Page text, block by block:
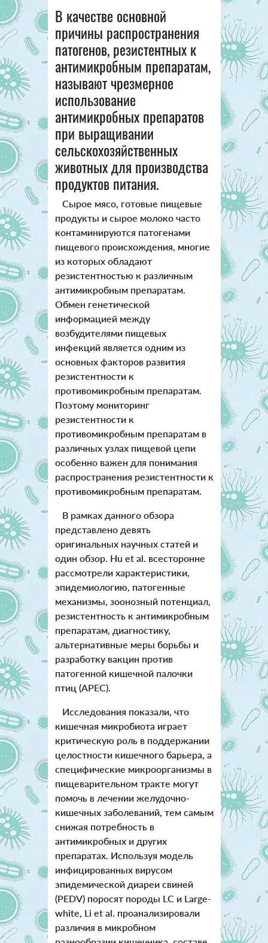
В качестве основной
причины распространения
патогенов, резистентных к
антимикробным препаратам,
называют чрезмерное
использование
антимикробных препаратов
при выращивании
сельскохозяйственных
животных для производства
продуктов питания.
Сырое мясо, готовые пищевые
продукты и сырое молоко часто
контаминируются патогенами
пищевого происхождения, многие
из которых обладают
резистентностью к различным
антимикробным препаратам.
Обмен генетической
информацией между
возбудителями пищевых
инфекций является одним из
основных факторов развития
резистентности к
противомикробным препаратам.
Поэтому мониторинг
резистентности к
противомикробным препаратам в
различных узлах пищевой цепи
особенно важен для понимания
распространения резистентности к
противомикробным препаратам.
В рамках данного обзора
представлено девять
оригинальных научных статей и
один обзор. Hu et al. всесторонне
рассмотрели характеристики,
эпидемиологию, патогенные
механизмы, зоонозный потенциал,
резистентность к антимикробным
препаратам, диагностику,
альтернативные меры борьбы и
разработку вакцин против
патогенной кишечной палочки
птиц (APEC).
Исследования показали, что
кишечная микробиота играет
критическую роль в поддержании
целостности кишечного барьера, а
специфические микроорганизмы в
пищеварительном тракте могут
помочь в лечении желудочно-
кишечных заболеваний, тем самым
снижая потребность в
антимикробных и других
препаратах. Используя модель
инфицированных вирусом
эпидемической диареи свиней
(PEDV) поросят породы LC и Large-
white, Li et al. проанализировали
различия в микробном